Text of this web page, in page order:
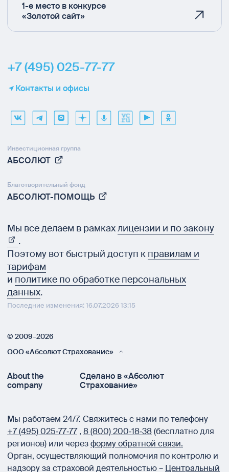
1-е место в конкурсе
«Золотой сайт»
+7 (495) 025-77-77
Контакты и офисы
Инвестиционная группа
АБСОЛЮТ
Благотворительный фонд
АБСОЛЮТ-ПОМОЩЬ
Мы все делаем в рамкахлицензии и по закону
.
Поэтому вот быстрый доступ к правилам и
тарифам
и политике по обработке персональных
данных.
Последние изменения: 16.07.2026 13:15
© 2009–2026
ООО «Абсолют Страхование»
About the
company
Сделано в «Абсолют
Страхование»
Мы работаем 24/7. Свяжитесь с нами по телефону
+7 (495) 025‑77‑77 , 8 (800) 200‑18‑38(бесплатно для
регионов) или черезформу обратной связи.
Орган, осуществляющий полномочия по контролю и
надзору за страховой деятельностью – Центральный